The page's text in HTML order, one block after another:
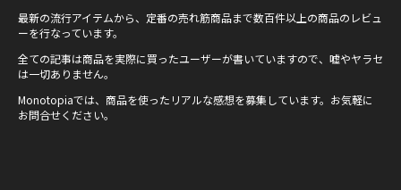
最新の流行アイテムから、定番の売れ筋商品まで数百件以上の商品のレビュ
ーを行なっています。
全ての記事は商品を実際に買ったユーザーが書いていますので、嘘やヤラセ
は一切ありません。
Monotopiaでは、商品を使ったリアルな感想を募集しています。お気軽に
お問合せください。